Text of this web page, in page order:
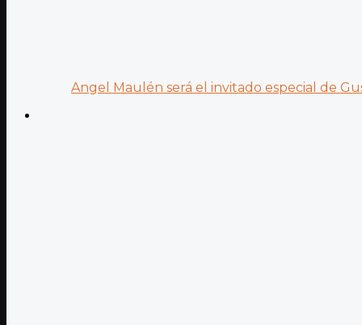
Angel Maulén será el invitado especial de